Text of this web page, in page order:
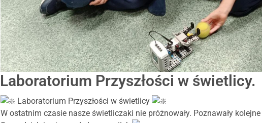
Laboratorium Przyszłości w świetlicy.
Laboratorium Przyszłości w świetlicy
W ostatnim czasie nasze świetliczaki nie próżnowały. Poznawały